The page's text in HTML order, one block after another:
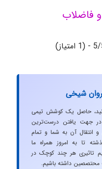
فاضلاب
امتیاز)
شیخی
حاصل یک کوشش تیمی
جهت یافتن درست‌ترین
انتقال آن به شما و تمام
تا به امروز همراه ما
تاثیری هر چند کوچک در
محتصصین داشته باشیم.